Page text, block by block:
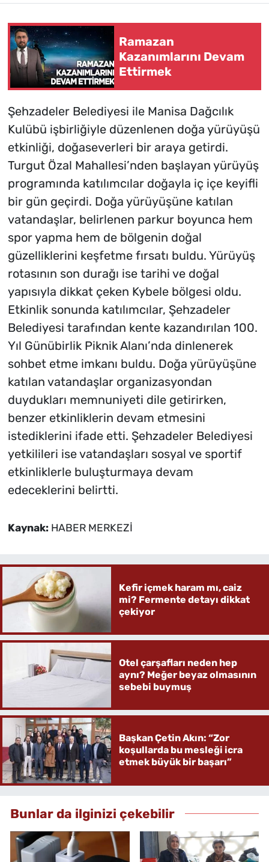
Ramazan
Kazanımlarını Devam
Ettirmek
Şehzadeler Belediyesi ile Manisa Dağcılık
Kulübü işbirliğiyle düzenlenen doğa yürüyüşü
etkinliği, doğaseverleri bir araya getirdi.
Turgut Özal Mahallesi’nden başlayan yürüyüş
programında katılımcılar doğayla iç içe keyifli
bir gün geçirdi. Doğa yürüyüşüne katılan
vatandaşlar, belirlenen parkur boyunca hem
spor yapma hem de bölgenin doğal
güzelliklerini keşfetme fırsatı buldu. Yürüyüş
rotasının son durağı ise tarihi ve doğal
yapısıyla dikkat çeken Kybele bölgesi oldu.
Etkinlik sonunda katılımcılar, Şehzadeler
Belediyesi tarafından kente kazandırılan 100.
Yıl Günübirlik Piknik Alanı’nda dinlenerek
sohbet etme imkanı buldu. Doğa yürüyüşüne
katılan vatandaşlar organizasyondan
duydukları memnuniyeti dile getirirken,
benzer etkinliklerin devam etmesini
istediklerini ifade etti. Şehzadeler Belediyesi
yetkilileri ise vatandaşları sosyal ve sportif
etkinliklerle buluşturmaya devam
edeceklerini belirtti.
Kaynak: HABER MERKEZİ
Kefir içmek haram mı, caiz
mi? Fermente detayı dikkat
çekiyor
Otel çarşafları neden hep
aynı? Meğer beyaz olmasının
sebebi buymuş
Başkan Çetin Akın: “Zor
koşullarda bu mesleği icra
etmek büyük bir başarı”
Bunlar da ilginizi çekebilir